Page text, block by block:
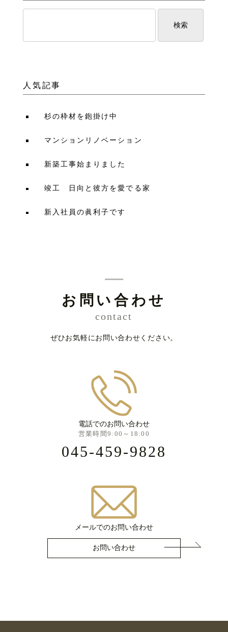
人気記事
杉の枠材を鉋掛け中
マンションリノベーション
新築工事始まりました
竣工 日向と彼方を愛でる家
新入社員の眞利子です
お問い合わせ
contact
ぜひお気軽にお問い合わせください。
電話でのお問い合わせ
営業時間9:00～18:00
045-459-9828
メールでのお問い合わせ
お問い合わせ